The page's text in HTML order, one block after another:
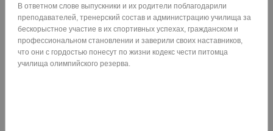
В ответном слове выпускники и их родители поблагодарили
преподавателей, тренерский состав и администрацию училища за
бескорыстное участие в их спортивных успехах, гражданском и
профессиональном становлении и заверили своих наставников,
что они с гордостью понесут по жизни кодекс чести питомца
училища олимпийского резерва.